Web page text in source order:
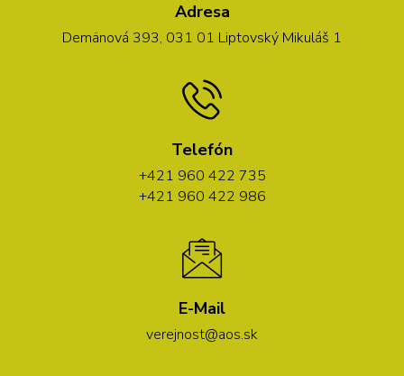
Adresa
Demänová 393, 031 01 Liptovský Mikuláš 1
Telefón
+421 960 422 735
+421 960 422 986
E-Mail
verejnost@aos.sk